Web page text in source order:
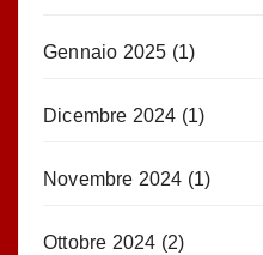
Gennaio 2025 (1)
Dicembre 2024 (1)
Novembre 2024 (1)
Ottobre 2024 (2)